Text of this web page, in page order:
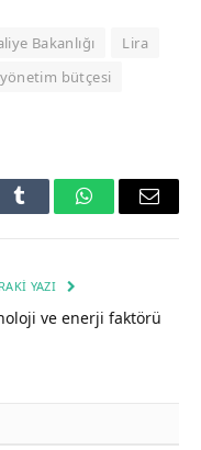
Bakanlığı
Lira
bütçesi
Tumblr WhatsAppEmail
YAZI
ve enerji faktörü